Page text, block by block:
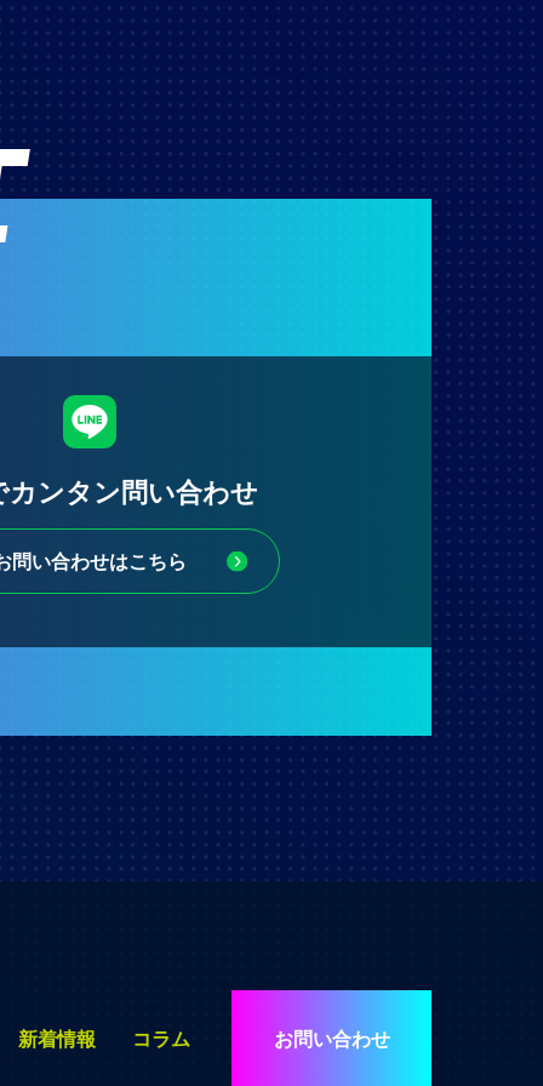
カンタン問い合わせ
問い合わせはこちら
新着情報 コラム お問い合わせ